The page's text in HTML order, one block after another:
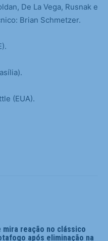
De La Vega, Rusnak e
Brian Schmetzer.
(EUA).
mira reação no clássico
após eliminação na